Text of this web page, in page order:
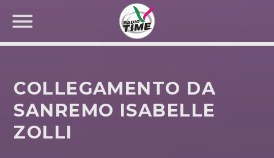
CERCA NEL SITO WEB:
COLLEGAMENTO DA
SANREMO ISABELLE
ZOLLI